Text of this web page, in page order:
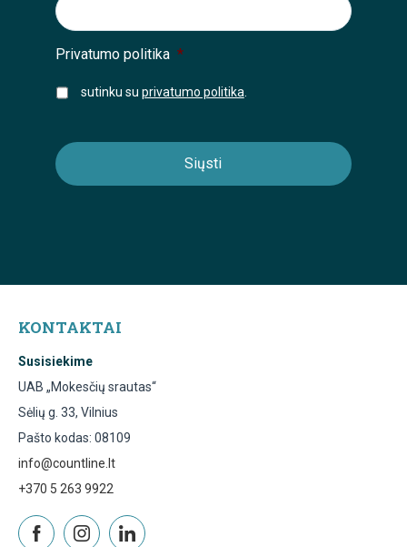
Privatumo politika *
sutinku su privatumo politika
KONTAKTAI
Susisiekime
UAB „Mokesčių srautas“
Sėlių g. 33, Vilnius
Pašto kodas: 08109
info@countline.lt
+370 5 263 9922